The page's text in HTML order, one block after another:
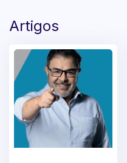
Artigos